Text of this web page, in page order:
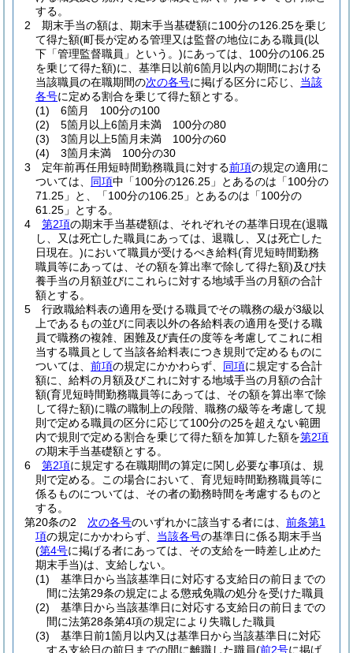
する。
2
期末手当の額は、期末手当基礎額に100分の126.25を乗じ
て得た額(町長が定める管理又は監督の地位にある職員(以
下「管理監督職員」という。)にあっては、100分の106.25
を乗じて得た額)に、基準日以前6箇月以内の期間における
当該職員の在職期間の次の各号に掲げる区分に応じ、 当該
各号に定める割合を乗じて得た額とする。
(1)
6箇月 100分の100
(2)
5箇月以上6箇月未満 100分の80
(3)
3箇月以上5箇月未満 100分の60
(4)
3箇月未満 100分の30
3
定年前再任用短時間勤務職員に対する前項の規定の適用に
ついては、 同項中「100分の126.25」とあるのは「100分の
71.25」と、「100分の106.25」とあるのは「100分の
61.25」とする。
4
第2項の期末手当基礎額は、それぞれその基準日現在(退職
し、又は死亡した職員にあっては、退職し、又は死亡した
日現在。)において職員が受けるべき給料(育児短時間勤務
職員等にあっては、その額を算出率で除して得た額)及び扶
養手当の月額並びにこれらに対する地域手当の月額の合計
額とする。
5
行政職給料表の適用を受ける職員でその職務の級が3級以
上であるもの並びに同表以外の各給料表の適用を受ける職
員で職務の複雑、困難及び責任の度等を考慮してこれに相
当する職員として当該各給料表につき規則で定めるものに
ついては、 前項の規定にかかわらず、 同項に規定する合計
額に、給料の月額及びこれに対する地域手当の月額の合計
額(育児短時間勤務職員等にあっては、その額を算出率で除
して得た額)に職の職制上の段階、職務の級等を考慮して規
則で定める職員の区分に応じて100分の25を超えない範囲
内で規則で定める割合を乗じて得た額を加算した額を第2項
の期末手当基礎額とする。
6
第2項に規定する在職期間の算定に関し必要な事項は、規
則で定める。
この場合において、育児短時間勤務職員等に
係るものについては、その者の勤務時間を考慮するものと
する。
第20条の2
次の各号のいずれかに該当する者には、 前条第1
項の規定にかかわらず、 当該各号の基準日に係る期末手当
(第4号に掲げる者にあっては、その支給を一時差し止めた
期末手当)は、支給しない。
(1)
基準日から当該基準日に対応する支給日の前日までの
間に法第29条の規定による懲戒免職の処分を受けた職員
(2)
基準日から当該基準日に対応する支給日の前日までの
間に法第28条第4項の規定により失職した職員
(3)
基準日前1箇月以内又は基準日から当該基準日に対応
する支給日の前日までの間に離職した職員(前2号に掲げ